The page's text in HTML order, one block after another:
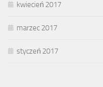
kwiecień 2017
marzec 2017
styczeń 2017